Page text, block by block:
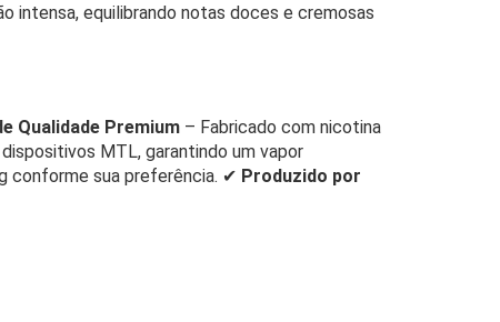
intensa, equilibrando notas doces e cremosas
Qualidade Premium – Fabricado com nicotina
MTL, garantindo um vapor
conforme sua preferência. ✔ Produzido por